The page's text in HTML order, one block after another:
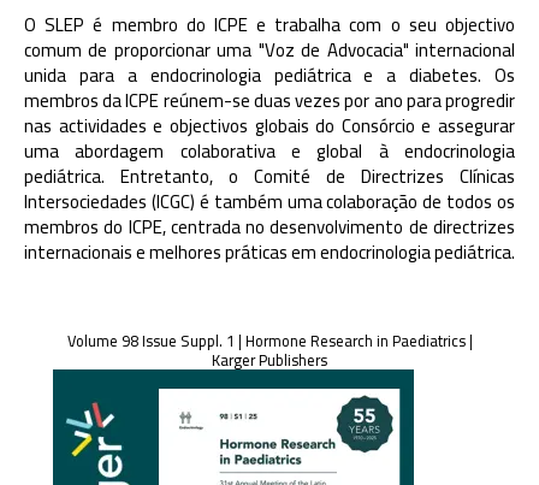
O SLEP é membro do ICPE e trabalha com o seu objectivo
comum de proporcionar uma "Voz de Advocacia" internacional
unida para a endocrinologia pediátrica e a diabetes. Os
membros da ICPE reúnem-se duas vezes por ano para progredir
nas actividades e objectivos globais do Consórcio e assegurar
uma abordagem colaborativa e global à endocrinologia
pediátrica. Entretanto, o Comité de Directrizes Clínicas
Intersociedades (ICGC) é também uma colaboração de todos os
membros do ICPE, centrada no desenvolvimento de directrizes
internacionais e melhores práticas em endocrinologia pediátrica.
Volume 98 Issue Suppl. 1 | Hormone Research in Paediatrics |
Karger Publishers